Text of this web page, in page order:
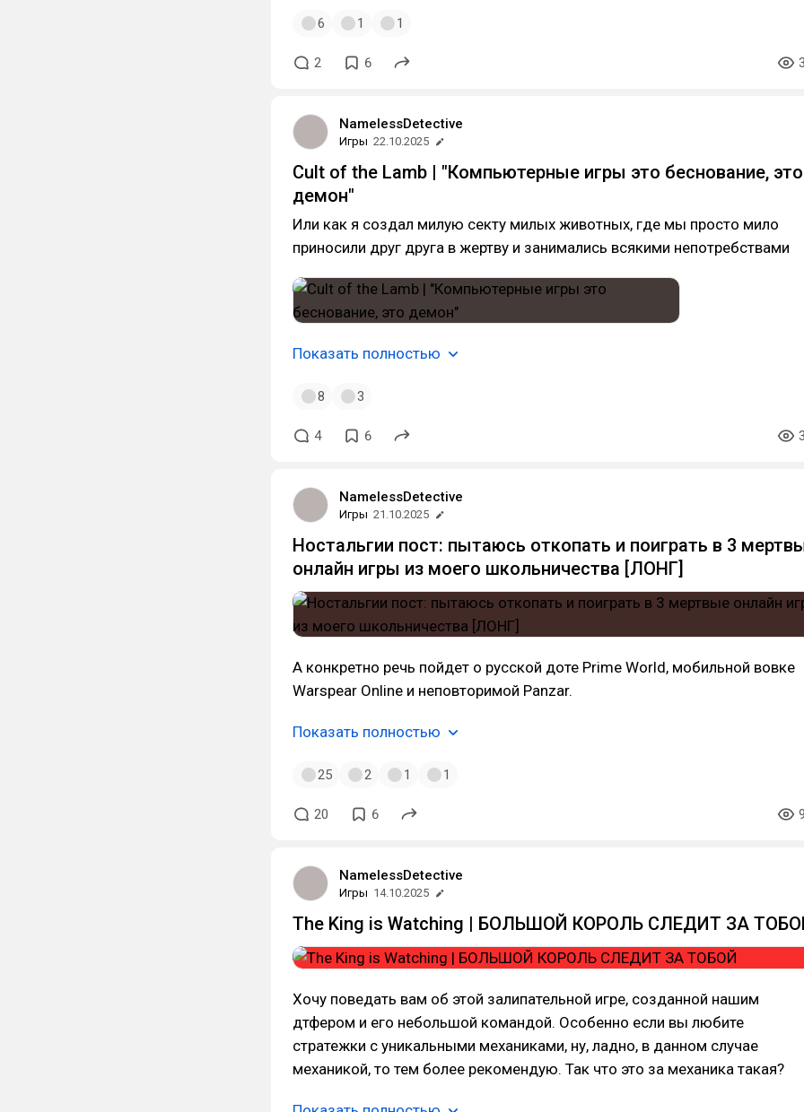
6 1 1
2 6
NamelessDetective
Игры 22.10.2025
Cult of the Lamb | "Компьютерные игры это беснование, это
демон"
Или как я создал милую секту милых животных, где мы просто мило
приносили друг друга в жертву и занимались всякими непотребствами
Показать полностью
8 3
4 6
NamelessDetective
Игры 21.10.2025
Ностальгии пост: пытаюсь откопать и поиграть в 3
онлайн игры из моего школьничества [ЛОНГ]
А конкретно речь пойдет о русской доте Prime World, мобильной вовке
Warspear Online и неповторимой Panzar.
Показать полностью
25 2 1 1
20 6
NamelessDetective
Игры 14.10.2025
The King is Watching | БОЛЬШОЙ КОРОЛЬ СЛЕДИТ ЗА
Хочу поведать вам об этой залипательной игре, созданной нашим
дтфером и его небольшой командой. Особенно если вы любите
стратежки с уникальными механиками, ну, ладно, в данном случае
механикой, то тем более рекомендую. Так что это за механика такая?